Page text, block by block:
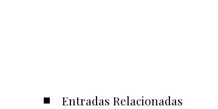
Entradas Relacionadas